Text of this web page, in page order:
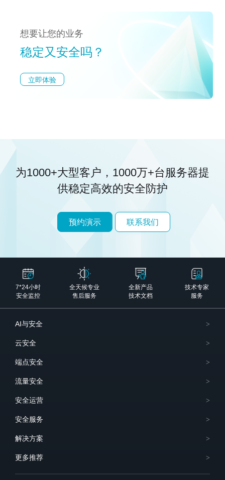
想要让您的业务
稳定又安全吗？
立即体验
为1000+大型客户，1000万+台服务器提
供稳定高效的安全防护
预约演示 联系我们
7*24小时
安全监控
全天候专业
售后服务
全新产品
技术文档
技术专家
服务
AI与安全
云安全
端点安全
流量安全
安全运营
安全服务
解决方案
更多推荐